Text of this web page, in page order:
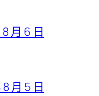
月 6 日
月 5 日